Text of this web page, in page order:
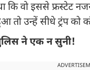
कि वो इससे फ्रस्टेट
उन्हें सीधे ट्रंप को
ने एक न सुनी!